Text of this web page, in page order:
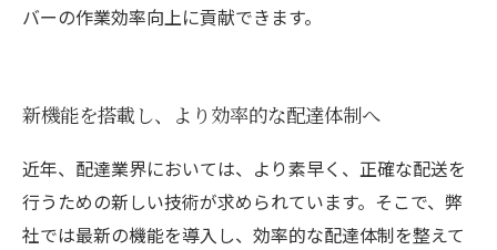
バーの作業効率向上に貢献できます。
新機能を搭載し、より効率的な配達体制へ
近年、配達業界においては、より素早く、正確な配送を
行うための新しい技術が求められています。そこで、弊
社では最新の機能を導入し、効率的な配達体制を整えて